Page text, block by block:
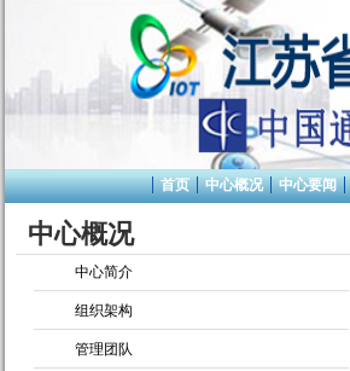
首页 中心概况 中心要闻
中心概况
中心简介
组织架构
管理团队